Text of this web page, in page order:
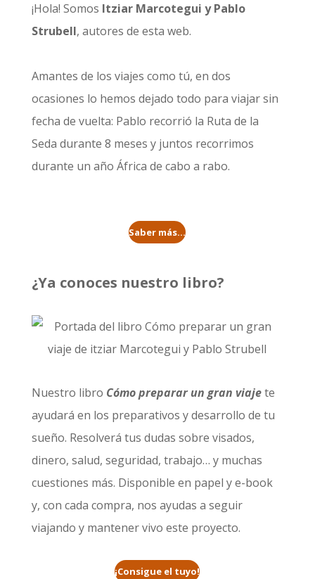
¡Hola! Somos Itziar Marcotegui y Pablo
Strubell, autores de esta web.
Amantes de los viajes como tú, en dos
ocasiones lo hemos dejado todo para viajar sin
fecha de vuelta: Pablo recorrió la Ruta de la
Seda durante 8 meses y juntos recorrimos
durante un año África de cabo a rabo.
Saber más...
¿Ya conoces nuestro libro?
Nuestro libro Cómo preparar un gran viajete
ayudará en los preparativos y desarrollo de tu
sueño. Resolverá tus dudas sobre visados,
dinero, salud, seguridad, trabajo… y muchas
cuestiones más. Disponible en papel y e-book
y, con cada compra, nos ayudas a seguir
viajando y mantener vivo este proyecto.
¡Consigue el tuyo!